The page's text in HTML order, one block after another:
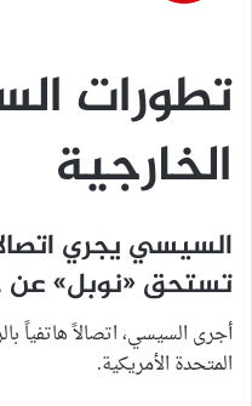
تطورات
الخارجية
السيسي يجري
تستحق «نوبل» عن
أجرى السيسي، اتصالاً هاتفياً
المتحدة الأمريكية.